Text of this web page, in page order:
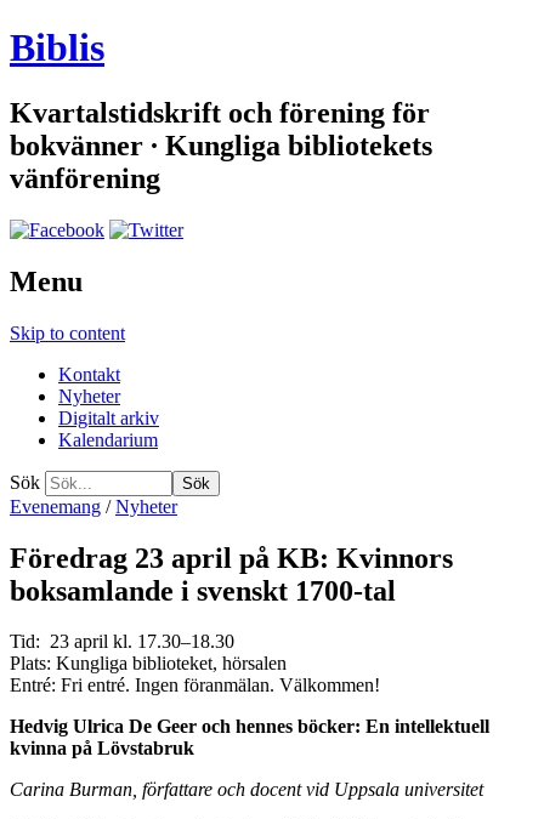
Biblis
Kvartalstidskrift och förening för
bokvänner ∙ Kungliga bibliotekets
vänförening
Menu
Skip to content
Kontakt
Nyheter
Digitalt arkiv
Kalendarium
Sök
Evenemang /Nyheter
Föredrag 23 april på KB: Kvinnors
boksamlande i svenskt 1700-tal
Tid: 23 april kl. 17.30–18.30
Plats: Kungliga biblioteket, hörsalen
Entré: Fri entré. Ingen föranmälan. Välkommen!
Hedvig Ulrica De Geer och hennes böcker: En intellektuell
kvinna på Lövstabruk
Carina Burman, författare och docent vid Uppsala universitet